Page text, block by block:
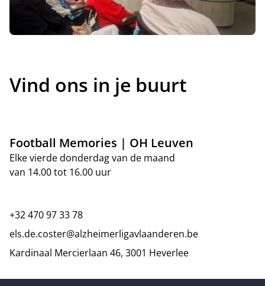
Vind ons in je buurt
Football Memories | OH Leuven
Elke vierde donderdag van de maand
van 14.00 tot 16.00 uur
+32 470 97 33 78
els.de.coster@alzheimerligavlaanderen.be
Kardinaal Mercierlaan 46, 3001 Heverlee